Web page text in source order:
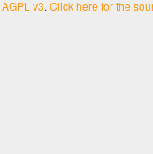
AGPL v3. Click here for the